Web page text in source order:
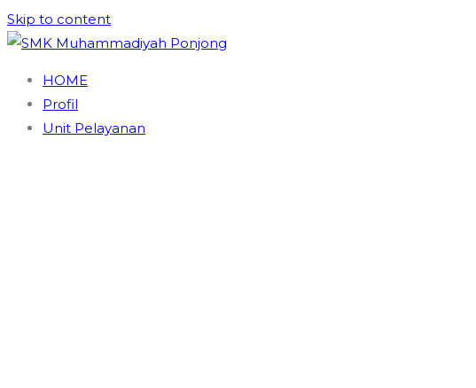
Skip to content
SMK Muhammadiyah Ponjong
Unggul dan Berdaya Saing
HOME
Profil
Unit Pelayanan